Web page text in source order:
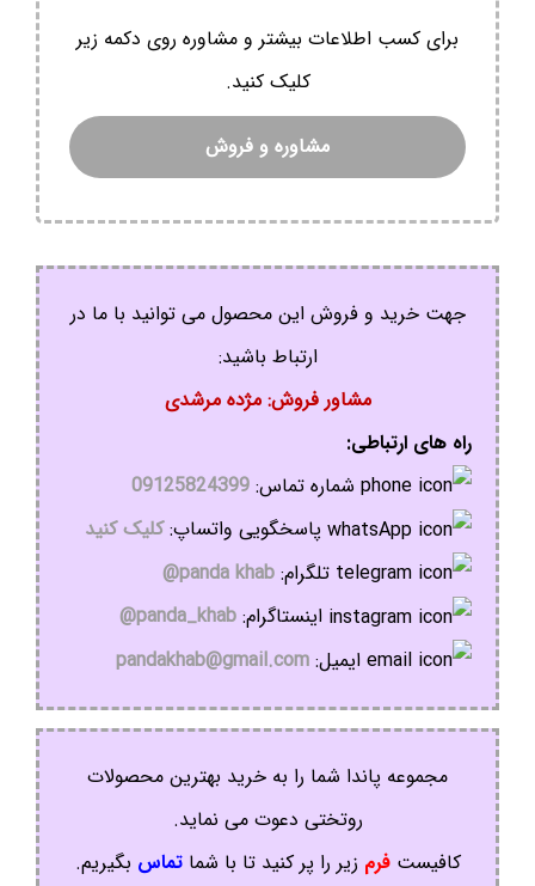
برای کسب اطلاعات بیشتر و مشاوره روی دکمه زیر
کلیک کنید.
مشاوره و فروش
جهت خرید و فروش این محصول می توانید با ما در
ارتباط باشید:
مشاور فروش: مژده مرشدی
راه های ارتباطی:
شماره تماس: 09125824399
پاسخگویی واتساپ:کلیک کنید
تلگرام: panda khab@
اینستاگرام: panda_khab@
ایمیل: pandakhab@gmail.com
مجموعه پاندا شما را به خرید بهترین محصولات
روتختی دعوت می نماید.
کافیستفرم زیر را پر کنید تا با شماتماس بگیریم.